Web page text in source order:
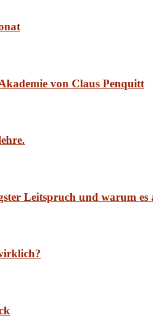
von Claus Penquitt
Leitspruch und warum es